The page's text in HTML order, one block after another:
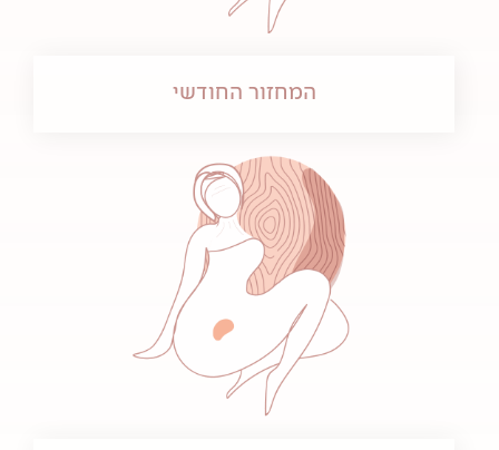
המחזור החודשי